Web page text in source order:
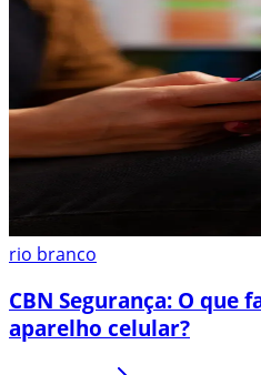
rio branco
CBN Segurança: O que
aparelho celular?